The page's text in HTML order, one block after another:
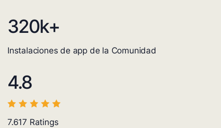
320k+
Instalaciones de app de la Comunidad
4.8
7.617 Ratings